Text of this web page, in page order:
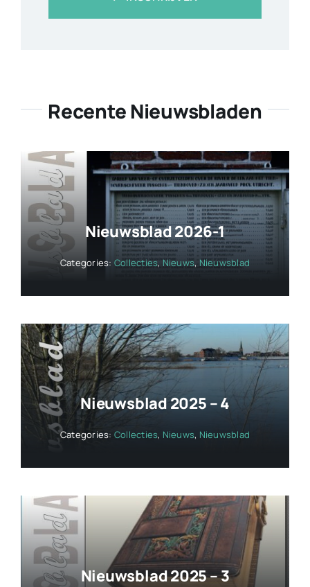
Recente Nieuwsbladen
Nieuwsblad 2026-1
Categories: Collecties, Nieuws, Nieuwsblad
Nieuwsblad 2025 – 4
Categories: Collecties, Nieuws, Nieuwsblad
Nieuwsblad 2025 – 3